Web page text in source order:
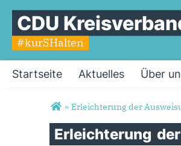
CDU
#kurSHalten
Startseite Aktuelles Über
Sie sind hier
» Erleichterung der
Erleichterung der